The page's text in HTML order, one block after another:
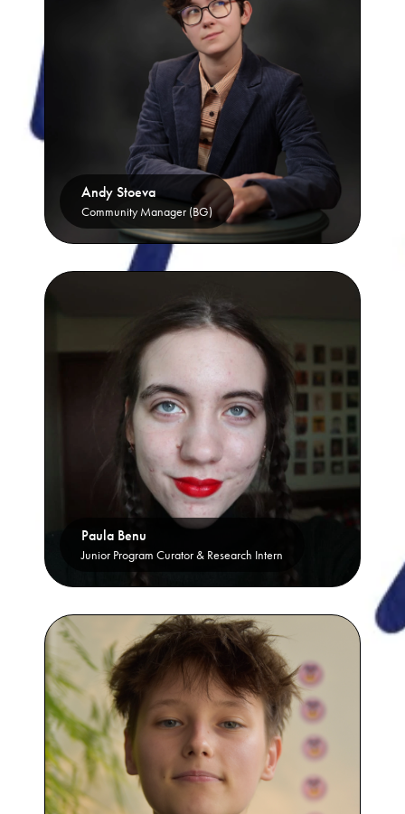
Andy Stoeva
Community Manager (BG)
Paula Benu
Junior Program Curator & Research Intern